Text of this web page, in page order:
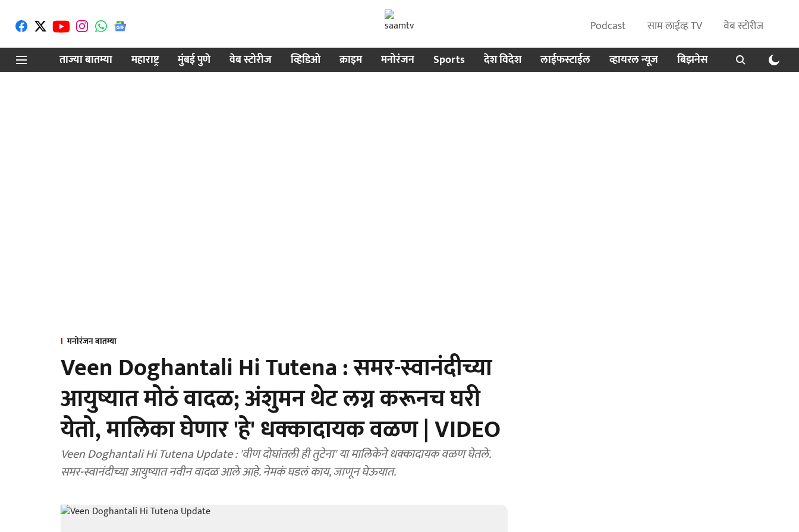
Podcast साम लाईव्ह TV
वेब स्टोरीज
ताज्या बातम्या
महाराष्ट्र मुंबई पुणे वेब स्टोरीज व्हिडिओ क्राइम मनोरंजन Sports देश विदेश लाईफस्टाईल व्हायरल न्यूज बिझनेस
मनोरंजन बातम्या
Veen Doghantali Hi Tutena : समर-स्वानंदीच्या
आयुष्यात मोठं वादळ; अंशुमन थेट लग्न करूनच घरी
येतो, मालिका घेणार 'हे' धक्कादायक वळण | VIDEO
Veen Doghantali Hi Tutena Update : 'वीण दोघांतली ही तुटेना' या मालिकेने धक्कादायक वळण घेतले.
समर-स्वानंदीच्या आयुष्यात नवीन वादळ आले आहे. नेमकं घडलं काय, जाणून घेऊयात.